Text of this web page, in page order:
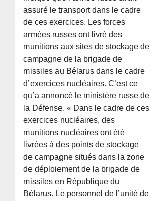
assuré le transport dans le cadre
de ces exercices. Les forces
armées russes ont livré des
munitions aux sites de stockage de
campagne de la brigade de
missiles au Bélarus dans le cadre
d’exercices nucléaires. C’est ce
qu’a annoncé le ministère russe de
la Défense. « Dans le cadre de ces
exercices nucléaires, des
munitions nucléaires ont été
livrées à des points de stockage
de campagne situés dans la zone
de déploiement de la brigade de
missiles en République du
Bélarus. Le personnel de l’unité de